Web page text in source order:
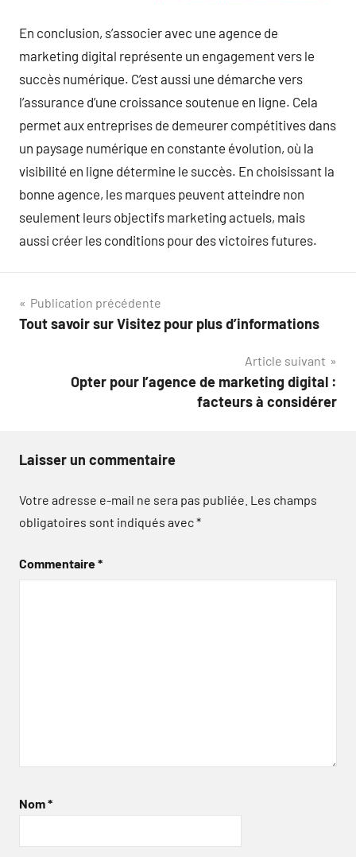
En conclusion, s’associer avec une agence de
marketing digital représente un engagement vers le
succès numérique. C’est aussi une démarche vers
l’assurance d’une croissance soutenue en ligne. Cela
permet aux entreprises de demeurer compétitives dans
un paysage numérique en constante évolution, où la
visibilité en ligne détermine le succès. En choisissant la
bonne agence, les marques peuvent atteindre non
seulement leurs objectifs marketing actuels, mais
aussi créer les conditions pour des victoires futures.
Navigation
de
Publication précédente
Tout savoir sur Visitez pour plus d’informations
Article suivant
Opter pour l’agence de marketing digital :
facteurs à considérer
Laisser un commentaire
Votre adresse e-mail ne sera pas publiée. Les champs
obligatoires sont indiqués avec*
Commentaire*
Nom*